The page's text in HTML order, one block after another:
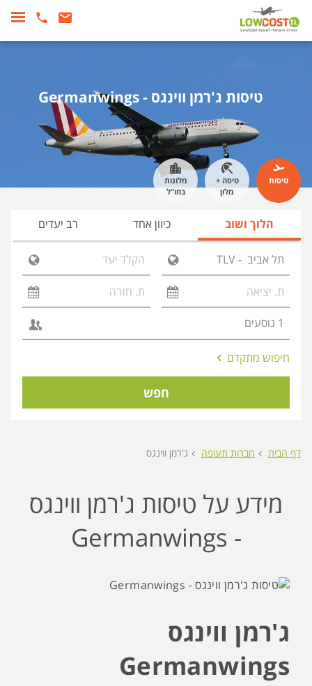
טיסות
טיסה +
מלון
מלונות
בחו"ל
טיסות ג'רמן ווינגס - Germanwings
הלוך ושוב כיוון אחד רב יעדים
חפש
חיפוש מתקדם אפשרויות
דף הבית חברות תעופה ג'רמן ווינגס
מידע על טיסות ג'רמן ווינגס
- Germanwings
ג'רמן ווינגס
Germanwings